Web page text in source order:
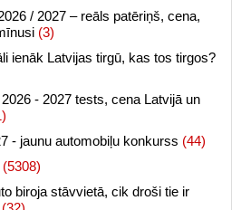
/ 2027 – reāls patēriņš, cena,
(3)
ienāk Latvijas tirgū, kas tos tirgos?
- 2027 tests, cena Latvijā un
- jaunu automobiļu konkurss (44)
(5308)
biroja stāvvietā, cik droši tie ir